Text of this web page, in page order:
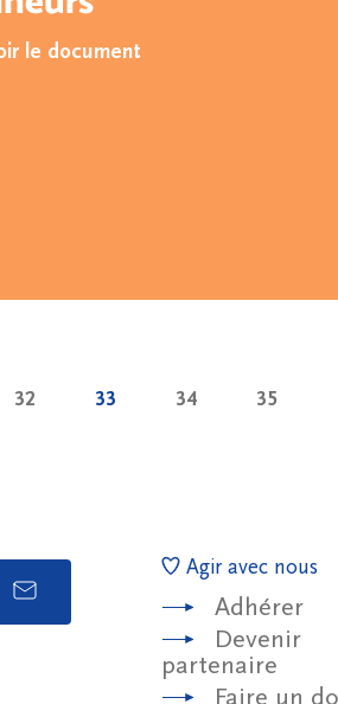
le document
32 33 34 35
Agir avec nous
Adhérer
Devenir
partenaire
Faire un